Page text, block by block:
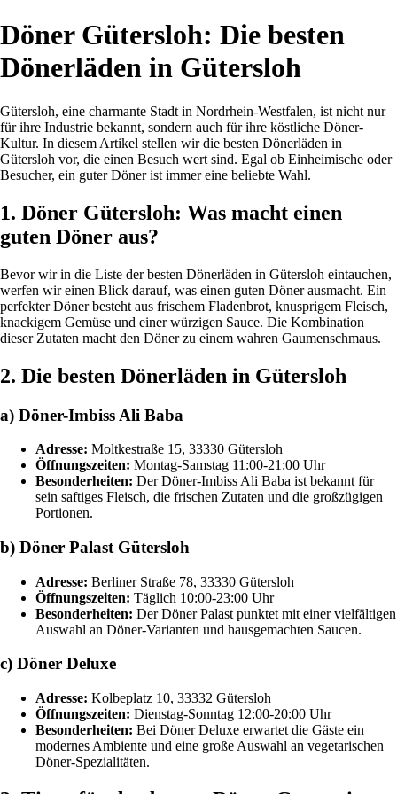
Döner Gütersloh: Die besten
Dönerläden in Gütersloh
Gütersloh, eine charmante Stadt in Nordrhein-Westfalen, ist nicht nur
für ihre Industrie bekannt, sondern auch für ihre köstliche Döner-
Kultur. In diesem Artikel stellen wir die besten Dönerläden in
Gütersloh vor, die einen Besuch wert sind. Egal ob Einheimische oder
Besucher, ein guter Döner ist immer eine beliebte Wahl.
1. Döner Gütersloh: Was macht einen
guten Döner aus?
Bevor wir in die Liste der besten Dönerläden in Gütersloh eintauchen,
werfen wir einen Blick darauf, was einen guten Döner ausmacht. Ein
perfekter Döner besteht aus frischem Fladenbrot, knusprigem Fleisch,
knackigem Gemüse und einer würzigen Sauce. Die Kombination
dieser Zutaten macht den Döner zu einem wahren Gaumenschmaus.
2. Die besten Dönerläden in Gütersloh
a) Döner-Imbiss Ali Baba
Adresse: Moltkestraße 15, 33330 Gütersloh
Öffnungszeiten: Montag-Samstag 11:00-21:00 Uhr
Besonderheiten: Der Döner-Imbiss Ali Baba ist bekannt für
sein saftiges Fleisch, die frischen Zutaten und die großzügigen
Portionen.
b) Döner Palast Gütersloh
Adresse: Berliner Straße 78, 33330 Gütersloh
Öffnungszeiten: Täglich 10:00-23:00 Uhr
Besonderheiten: Der Döner Palast punktet mit einer vielfältigen
Auswahl an Döner-Varianten und hausgemachten Saucen.
c) Döner Deluxe
Adresse: Kolbeplatz 10, 33332 Gütersloh
Öffnungszeiten: Dienstag-Sonntag 12:00-20:00 Uhr
Besonderheiten: Bei Döner Deluxe erwartet die Gäste ein
modernes Ambiente und eine große Auswahl an vegetarischen
Döner-Spezialitäten.